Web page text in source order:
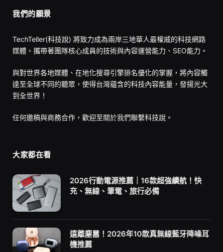
我們的願景
TechTeller(科技說) 將致力成為兩岸三地華人最權威的科技網路
媒體，攜帶著團隊核心成員的技術與內容運營能力、SEO能力。
與對世界各地媒體、在地化搜尋引擎排名優化的掌握，將內容觸
達至全球不同的聽眾，使得台灣蘊含的科技內容能量，發揚光大
到全世界！
任何邀稿與商務合作，歡迎至關於我們聯繫科技說。
大家都在看
2026行動電源推薦｜16款超強續航！快
充、無線、筆電、旅行必備
遠離塵囂！2026年10款真無線藍牙降噪耳
機推薦